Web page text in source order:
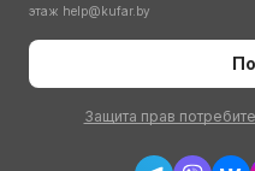
этаж help@kufar.by
Защита прав